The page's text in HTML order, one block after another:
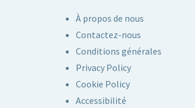
À propos de nous
Contactez-nous
Conditions générales
Privacy Policy
Cookie Policy
Accessibilité